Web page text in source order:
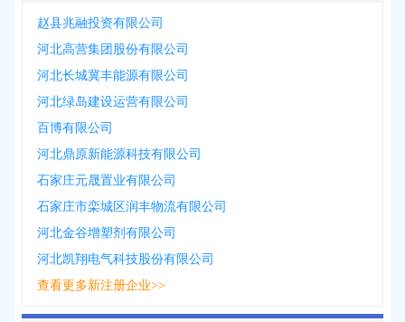
赵县兆融投资有限公司
河北高营集团股份有限公司
河北长城冀丰能源有限公司
河北绿岛建设运营有限公司
百博有限公司
河北鼎原新能源科技有限公司
石家庄元晟置业有限公司
石家庄市栾城区润丰物流有限公司
河北金谷增塑剂有限公司
河北凯翔电气科技股份有限公司
查看更多新注册企业>>